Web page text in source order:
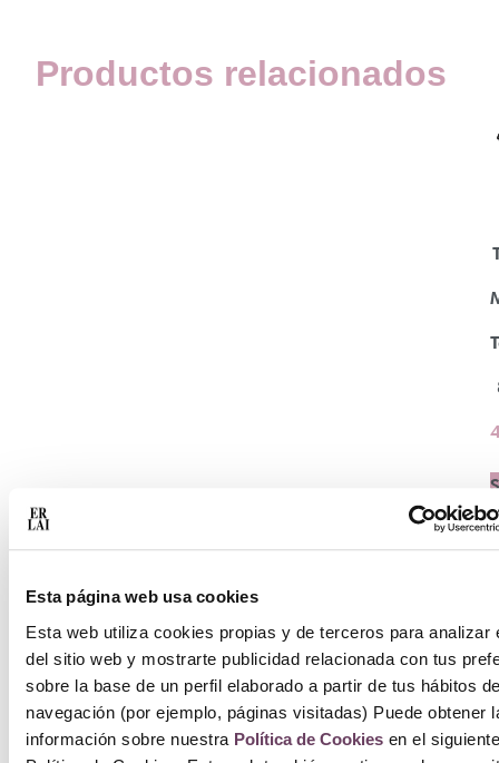
Esta página web usa cookies
Esta web utiliza cookies propias y de terceros para analizar
del sitio web y mostrarte publicidad relacionada con tus
sobre la base de un perfil elaborado a partir de tus hábitos
navegación (por ejemplo, páginas visitadas) Puede obtener
información sobre nuestra Política de Cookies en el
Productos relacionados